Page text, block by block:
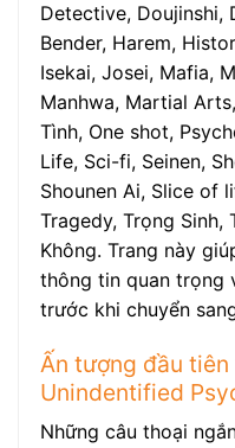
Detective, Doujinshi,
Bender, Harem,
Isekai, Josei, Mafia,
Manhwa, Martial
Tình, One shot,
Life, Sci-fi, Seinen,
Shounen Ai, Slice of
Tragedy, Trọng Sinh,
Không. Trang này
thông tin quan trọng
trước khi chuyển
Ấn tượng đầu tiên
Unindentified
Những câu thoại